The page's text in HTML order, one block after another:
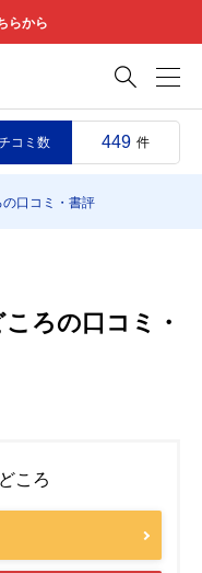
らから

コミ数 449 件
口コミ・書評
ろの口コミ・
ころ